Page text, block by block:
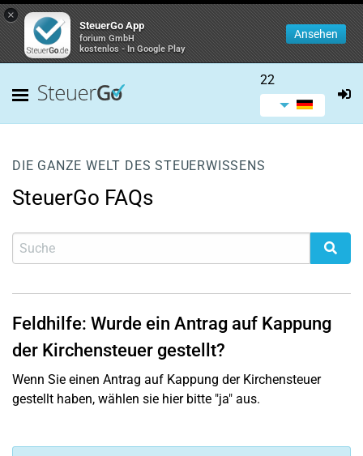
×
SteuerGo App
forium GmbH
kostenlos - In Google Play
Ansehen
22
DIE GANZE WELT DES STEUERWISSENS
SteuerGo FAQs
Feldhilfe: Wurde ein Antrag auf Kappung
der Kirchensteuer gestellt?
Wenn Sie einen Antrag auf Kappung der Kirchensteuer
gestellt haben, wählen sie hier bitte "ja" aus.